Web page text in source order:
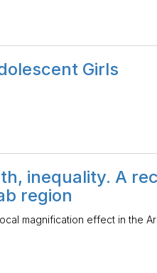
Girls
inequality. A
region
magnification effect in the